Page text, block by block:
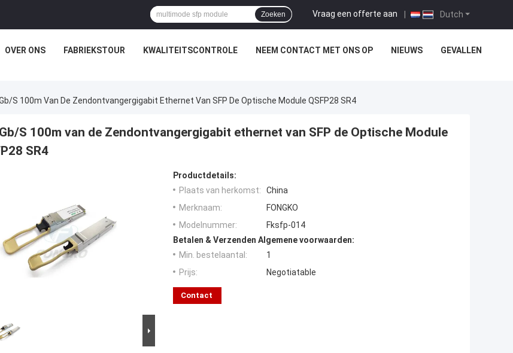
Dutch
Vraag een offerte aan |
Zoeken
OVER ONS FABRIEKSTOUR KWALITEITSCONTROLE NEEM CONTACT MET ONS OP NIEUWS GEVALLEN
S 100m Van De Zendontvangergigabit Ethernet Van SFP De Optische Module QSFP28 SR4
S 100m van de Zendontvangergigabit ethernet van SFP de Optische Module
SR4
Productdetails:
Plaats van herkomst:
China
Merknaam:
FONGKO
Modelnummer:
Fksfp-014
Betalen & Verzenden Algemene voorwaarden:
Min. bestelaantal:
1
Prijs:
Negotiatable
Contact